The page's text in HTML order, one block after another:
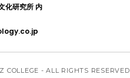
化研究所 内
COLLEGE - ALL RIGHTS RESERVED